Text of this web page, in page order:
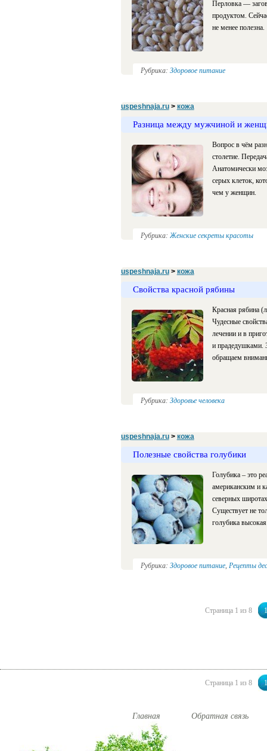
Перловка —
продуктом.
не менее полезна.
Рубрика: Здоровое питание
uspeshnaja.ru> кожа
Разница между мужчиной и
Вопрос в чём
столетие.
Анатомически
серых клеток,
чем у женщин.
Рубрика: Женские секреты красоты
uspeshnaja.ru> кожа
Свойства красной рябины
Красная рябина
Чудесные
лечении и в
и прадедушками.
обращаем
Рубрика: Здоровье человека
uspeshnaja.ru> кожа
Полезные свойства голубики
Голубика – это
американским и
северных
Существует не
голубика
Рубрика: Здоровое питание, Рецепты
Страница 1 из 8
Страница 1 из 8 1
Главная Обратная связь